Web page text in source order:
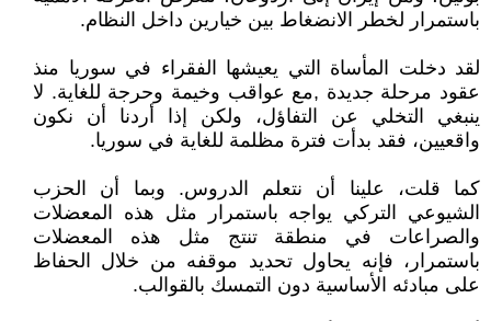
باستمرار لخطر الانضغاط بين خيارين داخل النظام.
لقد دخلت المأساة التي يعيشها الفقراء في سوريا منذ
عقود مرحلة جديدة ,مع عواقب وخيمة وحرجة للغاية. لا
ينبغي التخلي عن التفاؤل، ولكن إذا أردنا أن نكون
واقعيين، فقد بدأت فترة مظلمة للغاية في سوريا.
كما قلت، علينا أن نتعلم الدروس. وبما أن الحزب
الشيوعي التركي يواجه باستمرار مثل هذه المعضلات
والصراعات في منطقة تنتج مثل هذه المعضلات
باستمرار، فإنه يحاول تحديد موقفه من خلال الحفاظ
على مبادئه الأساسية دون التمسك بالقوالب.